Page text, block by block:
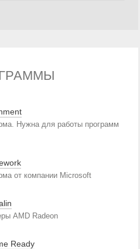
Нужна для работы программ
от компании Microsoft
AMD Radeon
Ready